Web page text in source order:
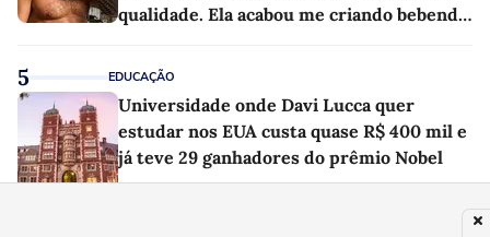
qualidade. Ela acabou me criando bebendo
5 EDUCAÇÃO
Universidade onde Davi Lucca quer
estudar nos EUA custa quase R$ 400 mil e
já teve 29 ganhadores do prêmio Nobel